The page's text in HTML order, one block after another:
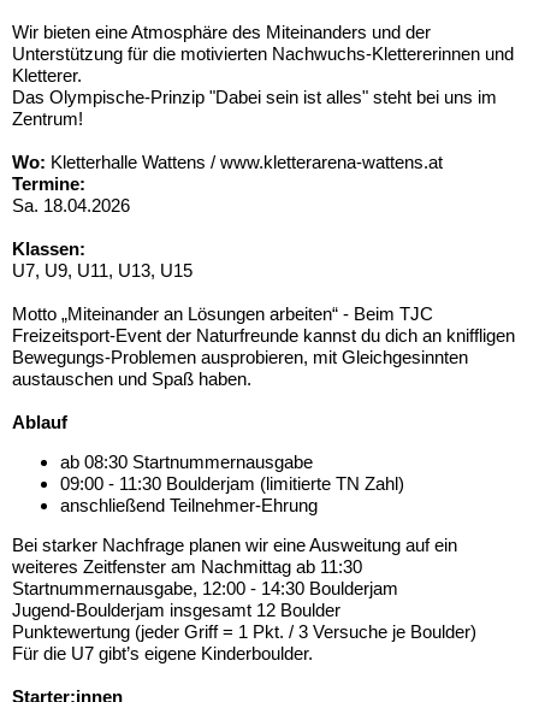
Wir bieten eine Atmosphäre des Miteinanders und der
Unterstützung für die motivierten Nachwuchs-Klettererinnen und
Kletterer.
Das Olympische-Prinzip "Dabei sein ist alles" steht bei uns im
Zentrum!
Wo: Kletterhalle Wattens / www.kletterarena-wattens.at
Termine:
Sa. 18.04.2026
Klassen:
U7, U9, U11, U13, U15
Motto „Miteinander an Lösungen arbeiten“ - Beim TJC
Freizeitsport-Event der Naturfreunde kannst du dich an kniffligen
Bewegungs-Problemen ausprobieren, mit Gleichgesinnten
austauschen und Spaß haben.
Ablauf
ab 08:30 Startnummernausgabe
09:00 - 11:30 Boulderjam (limitierte TN Zahl)
anschließend Teilnehmer-Ehrung
Bei starker Nachfrage planen wir eine Ausweitung auf ein
weiteres Zeitfenster am Nachmittag ab 11:30
Startnummernausgabe, 12:00 - 14:30 Boulderjam
Jugend-Boulderjam insgesamt 12 Boulder
Punktewertung (jeder Griff = 1 Pkt. / 3 Versuche je Boulder)
Für die U7 gibt’s eigene Kinderboulder.
Starter:innen